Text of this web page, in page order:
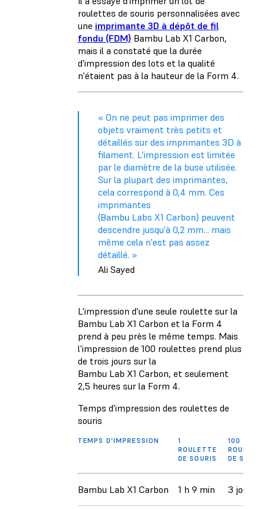
roulettes de souris personnalisées avec
une imprimante 3D à dépôt de fil
fondu (FDM) Bambu Lab X1 Carbon,
mais il a constaté que la durée
d'impression des lots et la qualité
n'étaient pas à la hauteur de la Form 4.
« On ne peut pas imprimer des
objets vraiment très petits et
détaillés sur des imprimantes 3D à
filament. L'impression est limitée
par le diamètre de la buse utilisée.
Sur la plupart des imprimantes,
cela correspond à 0,4 mm. Ces
imprimantes
(Bambu Labs X1 Carbon) peuvent
descendre jusqu'à 0,2 mm... mais
même cela n'est pas assez
détaillé. »
Ali Sayed
L'impression d'une seule roulette sur la
Bambu Lab X1 Carbon et la Form 4
prend à peu près le même temps. Mais
l'impression de 100 roulettes prend plus
de trois jours sur la
Bambu Lab X1 Carbon, et seulement
2,5 heures sur la Form 4.
Temps d'impression des roulettes de
souris
TEMPS D'IMPRESSION
1
ROULETTE
DE SOURIS
100
DE
Bambu Lab X1 Carbon 1 h 9 min 3 jours